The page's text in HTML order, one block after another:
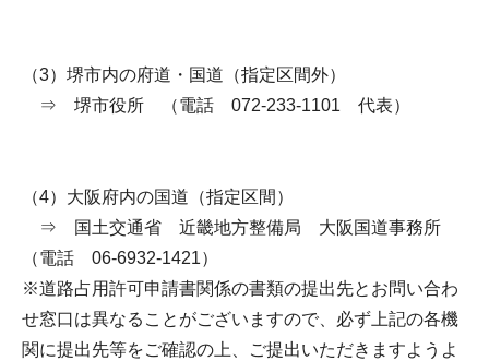
（3）堺市内の府道・国道（指定区間外）
⇒ 堺市役所 （電話 072-233-1101 代表）
（4）大阪府内の国道（指定区間）
⇒ 国土交通省 近畿地方整備局 大阪国道事務所
（電話 06-6932-1421）
※道路占用許可申請書関係の書類の提出先とお問い合わ
せ窓口は異なることがございますので、必ず上記の各機
関に提出先等をご確認の上、ご提出いただきますようよ